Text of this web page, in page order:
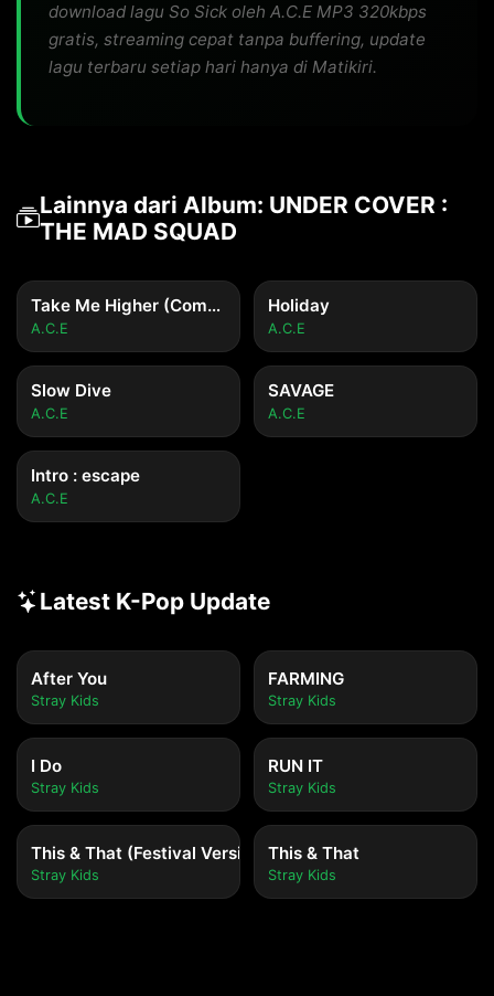
download lagu So Sick oleh A.C.E MP3 320kbps
gratis, streaming cepat tanpa buffering, update
lagu terbaru setiap hari hanya di Matikiri.
Lainnya dari Album: UNDER COVER :
THE MAD SQUAD
Take Me Higher (Complete Ver.)
A.C.E
Holiday
A.C.E
Slow Dive
A.C.E
SAVAGE
A.C.E
Intro : escape
A.C.E
Latest K-Pop Update
After You
Stray Kids
FARMING
Stray Kids
I Do
Stray Kids
RUN IT
Stray Kids
This & That (Festival Version)
Stray Kids
This & That
Stray Kids